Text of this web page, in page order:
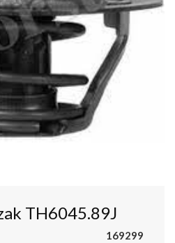
TH6045.89J
169299